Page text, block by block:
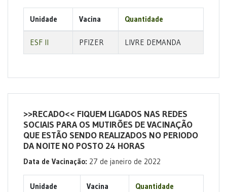
Unidade Vacina Quantidade
ESF II PFIZER LIVRE DEMANDA
>>RECADO<< FIQUEM LIGADOS NAS REDES
SOCIAIS PARA OS MUTIRÕES DE VACINAÇÃO
QUE ESTÃO SENDO REALIZADOS NO PERIODO
DA NOITE NO POSTO 24 HORAS
Data de Vacinação: 27 de janeiro de 2022
Unidade Vacina Quantidade